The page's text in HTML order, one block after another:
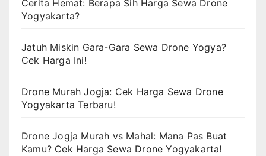
Cerita Hemat: Berapa Sih Harga Sewa Drone
Yogyakarta?
Jatuh Miskin Gara-Gara Sewa Drone Yogya?
Cek Harga Ini!
Drone Murah Jogja: Cek Harga Sewa Drone
Yogyakarta Terbaru!
Drone Jogja Murah vs Mahal: Mana Pas Buat
Kamu? Cek Harga Sewa Drone Yogyakarta!